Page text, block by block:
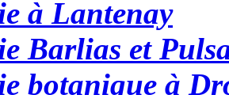
à Lantenay
Barlias et
botanique à